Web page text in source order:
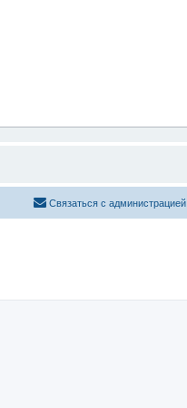
Связаться с администрацией